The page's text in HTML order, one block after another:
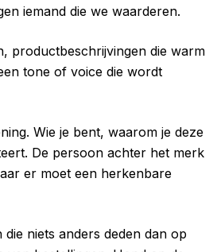
iemand die we waarderen.
productbeschrijvingen die warm
tone of voice die wordt
Wie je bent, waarom je deze
De persoon achter het merk
er moet een herkenbare
niets anders deden dan op